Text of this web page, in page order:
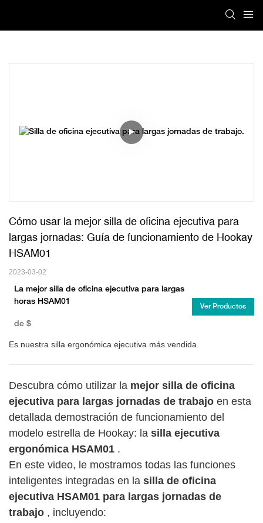
Cómo usar la mejor silla de oficina ejecutiva para
largas jornadas: Guía de funcionamiento de Hookay
HSAM01
2023-03-02
La mejor silla de oficina ejecutiva para largas
horas HSAM01
de $
Ver Productos
Es nuestra silla ergonómica ejecutiva más vendida.
Descubra cómo utilizar la mejor silla de oficina
ejecutiva para largas jornadas de trabajo en esta
detallada demostración de funcionamiento del
modelo estrella de Hookay: la silla ejecutiva
ergonómica HSAM01 .
En este video, le mostramos todas las funciones
inteligentes integradas en la silla de oficina
ejecutiva HSAM01 para largas jornadas de
trabajo , incluyendo: